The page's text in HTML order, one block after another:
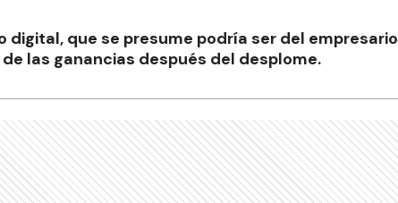
que se presume podría ser del empresario
las ganancias después del desplome.